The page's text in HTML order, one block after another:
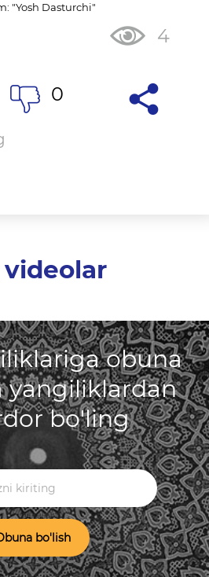
"Yosh Dasturchi"
4
0
obuna
yangiliklardan
bo'ling
bo'lish